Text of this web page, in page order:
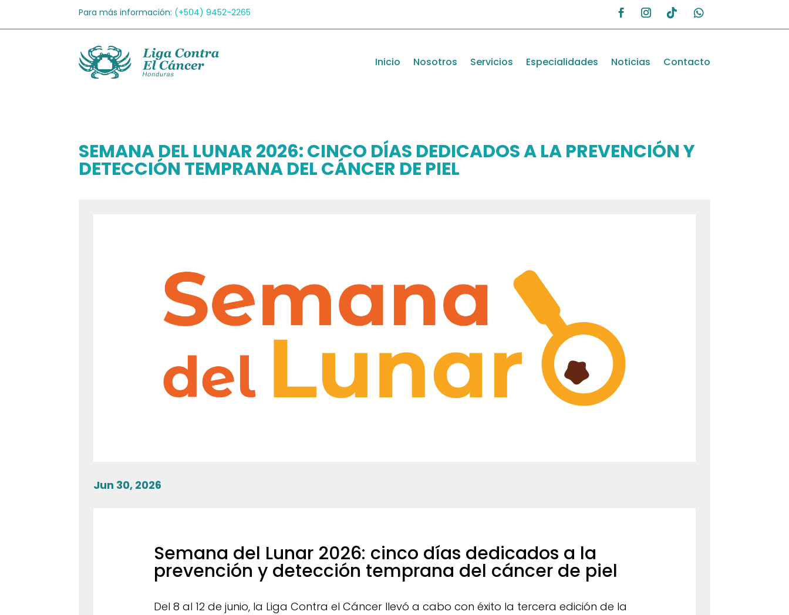
Para más información: (+504)9452-2265
Inicio Nosotros Servicios Especialidades Noticias Contacto
SEMANA DEL LUNAR 2026: CINCO DÍAS DEDICADOS A LA PREVENCIÓN Y
DETECCIÓN TEMPRANA DEL CÁNCER DE PIEL
Jun 30, 2026
Semana del Lunar 2026: cinco días dedicados a la
prevención y detección temprana del cáncer de piel
Del 8 al 12 de junio, la Liga Contra el Cáncer llevó a cabo con éxito la tercera edición de la